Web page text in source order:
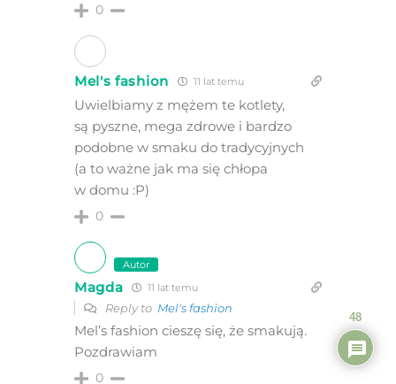
0
Mel's fashion 11 lat temu
Uwielbiamy z mężem te kotlety,
są pyszne, mega zdrowe i bardzo
podobne w smaku do tradycyjnych
(a to ważne jak ma się chłopa
w domu :P)
0
Autor
Magda 11 lat temu
Reply to Mel's fashion
Mel’s fashion cieszę się, że smakują.
Pozdrawiam
0
48